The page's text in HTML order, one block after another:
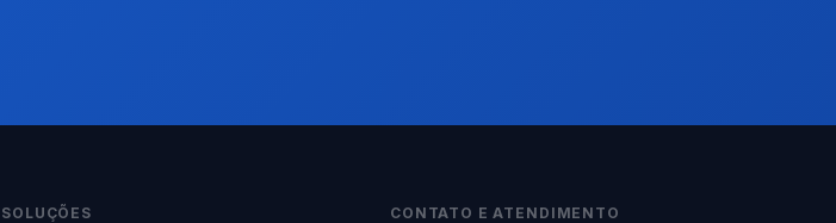
SOLUÇÕES CONTATO E ATENDIMENTO